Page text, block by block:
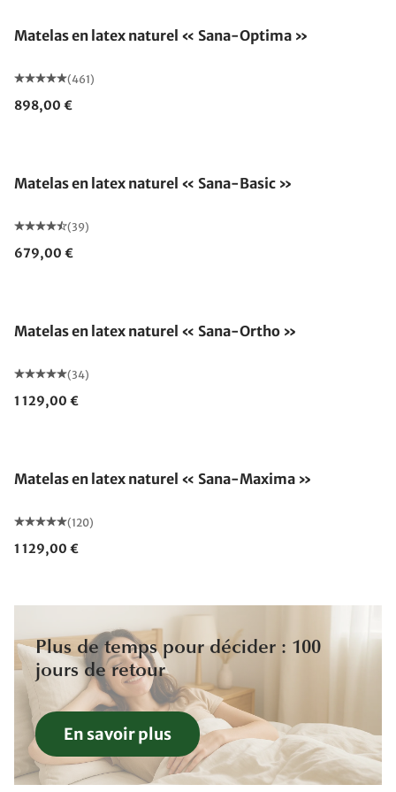
Matelas en latex naturel « Sana-Optima »
(461)
898,00 €
Matelas en latex naturel « Sana-Basic »
(39)
679,00 €
Matelas en latex naturel « Sana-Ortho »
(34)
1 129,00 €
Matelas en latex naturel « Sana-Maxima »
(120)
1 129,00 €
Plus de temps pour décider : 100
jours de retour
En savoir plus